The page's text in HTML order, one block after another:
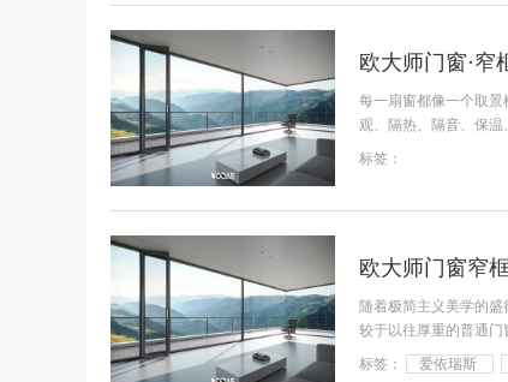
欧大师门窗·窄
每一扇窗都像一个取
观、隔热、隔音、保
深，可
标签：
欧大师门窗窄
随着极简主义美学的盛
较于以往厚重的普通
标签：
爱依瑞斯